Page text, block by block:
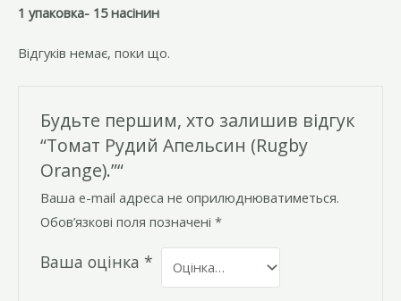
1 упаковка- 15 насінин
Відгуків немає, поки що.
Будьте першим, хто залишив відгук
“Томат Рудий Апельсин (Rugby
Orange).”“
Ваша e-mail адреса не оприлюднюватиметься.
Обов’язкові поля позначені*
Ваша оцінка*